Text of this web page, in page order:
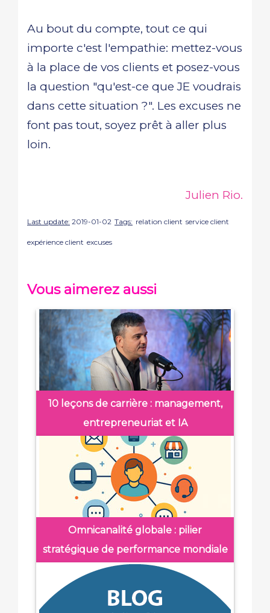
Au bout du compte, tout ce qui
importe c'est l'empathie: mettez-vous
à la place de vos clients et posez-vous
la question "qu'est-ce que JE voudrais
dans cette situation ?". Les excuses ne
font pas tout, soyez prêt à aller plus
loin.
Julien Rio.
Last update: 2019-01-02 Tags: relation client service client
expérience client excuses
Vous aimerez aussi
10 leçons de carrière : management,
entrepreneuriat et IA
Omnicanalité globale : pilier
stratégique de performance mondiale